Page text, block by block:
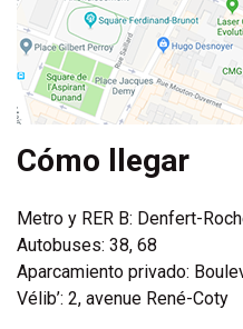
Cómo llegar
Metro y RER B: Denfert-
Autobuses: 38, 68
Aparcamiento privado:
Vélib’: 2, avenue René-Coty